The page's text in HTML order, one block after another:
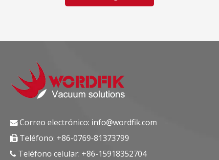
 Correo electrónico: info@wordfik.com
 Teléfono: +86-0769-81373799
 Teléfono celular: +86-15918352704